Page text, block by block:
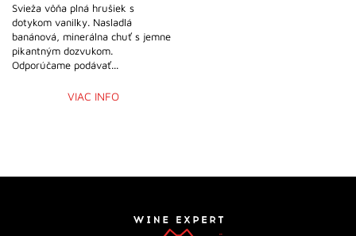
Svieža vôňa plná hrušiek s
dotykom vanilky. Nasladlá
banánová, minerálna chuť s jemne
pikantným dozvukom.
Odporúčame podávať...
VIAC INFO